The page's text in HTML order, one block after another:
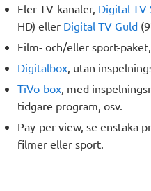
Fler TV-kanaler, Digital TV
HD) eller Digital TV Guld
Film- och/eller sport-paket,
Digitalbox , utan
TiVo-box , med
tidgare program, osv.
Pay-per-view, se enstaka
filmer eller sport.